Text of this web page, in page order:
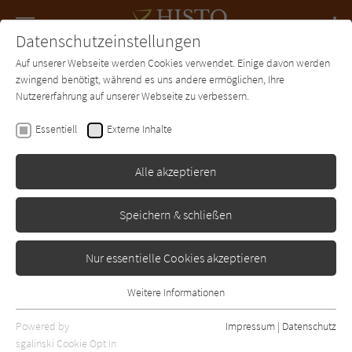
SUCHE Forum Charts Newsletter
Katja Maybach
Schicksalszeit
Erschienen: Dezember 2021
Datenschutzeinstellungen
Auf unserer Webseite werden Cookies verwendet. Einige davon werden
zwingend benötigt, während es uns andere ermöglichen, Ihre
Nutzererfahrung auf unserer Webseite zu verbessern.
Essentiell Externe Inhalte
Alle akzeptieren
Speichern & schließen
Nur essentielle Cookies akzeptieren
Essentielle Cookies werden für grundlegende Funktionen der
Webseite benötigt. Dadurch ist gewährleistet, dass die Webseite
Weitere Informationen
Powered by
sgalinski Cookie Opt In
Impressum | Datenschutz